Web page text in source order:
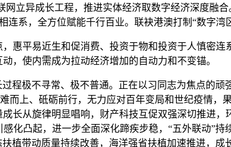
立异成长工程，推进实体经济取数字经济深度融
系，全方位赋能千行百业。联袂港澳打制“数字湾
平易近生和促消费、投资于物和投资于人慎密连
动，使内需成为拉动经济增加的自动力和不变锚。
极不寻常、极不普通。正在以习同志为焦点的顽
而上、砥砺前行，无力应对百年变局和世纪疫情，
长从旋律明显唱响，财产科技互促双强深切推进
化凸起，进一步全面深化蹄疾步稳，“五外联动”
植带动质量持续改善，海洋强省扶植加速推进，